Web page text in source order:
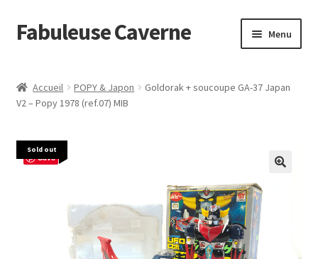
Aller
à
navigation
Aller
au
Fabuleuse Caverne Menu
En boutique
enfant
Superflat Museum Murakami
Accueil POPY & Japon
Goldorak + soucoupe GA-37 Japan
V2 – Popy 1978 (ref.07) MIB
Sold out
Save